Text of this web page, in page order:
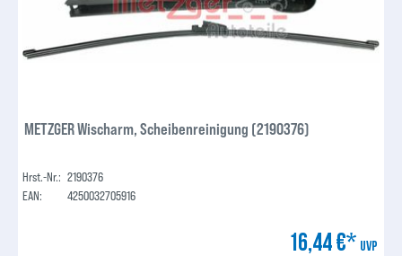
METZGER Wischarm, Scheibenreinigung (2190376)
Hrst.-Nr.: 2190376
EAN:
4250032705916
16,44 €* UVP